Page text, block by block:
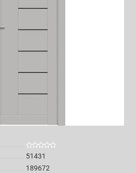
51431
189672